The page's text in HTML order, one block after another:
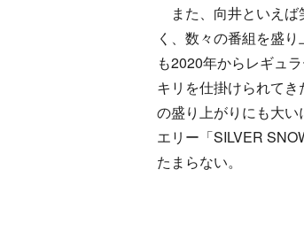
また、向井といえば
く、数々の番組を盛
も2020年からレギュ
キリを仕掛けられて
の盛り上がりにも大
エリー「SILVER
たまらない。